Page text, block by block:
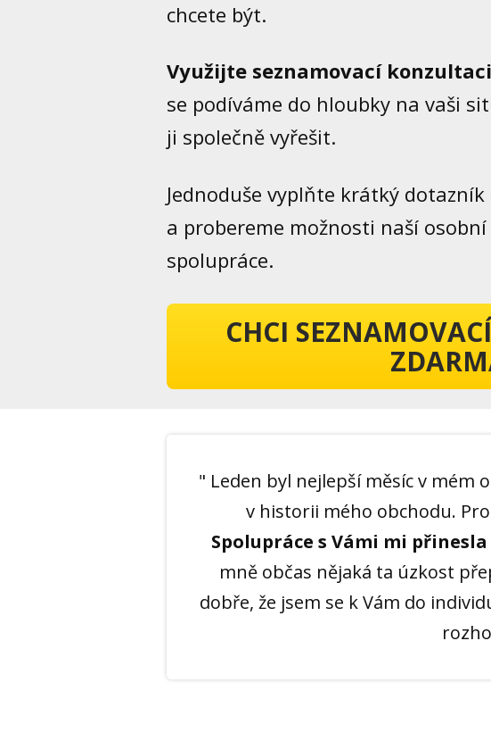
chcete být.
Využijte seznamovací
se podíváme do hloubky na vaši
ji společně vyřešit.
Jednoduše vyplňte krátký
a probereme možnosti naší
spolupráce.
CHCI
" Leden byl nejlepší měsíc v mém
v historii mého obchodu.
Spolupráce s Vámi mi
mně občas nějaká ta úzkost
dobře, že jsem se k Vám do